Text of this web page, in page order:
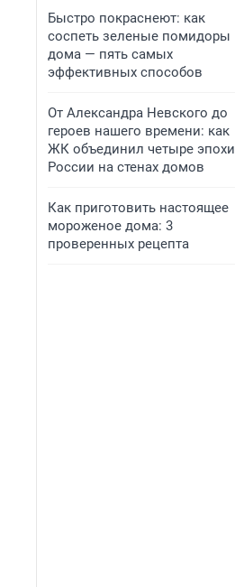
Быстро покраснеют: как
соспеть зеленые помидоры
дома — пять самых
эффективных способов
От Александра Невского до
героев нашего времени: как
ЖК объединил четыре эпохи
России на стенах домов
Как приготовить настоящее
мороженое дома: 3
проверенных рецепта